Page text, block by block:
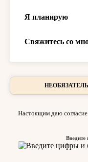
Я планирую
Свяжитесь со
Настоящим даю